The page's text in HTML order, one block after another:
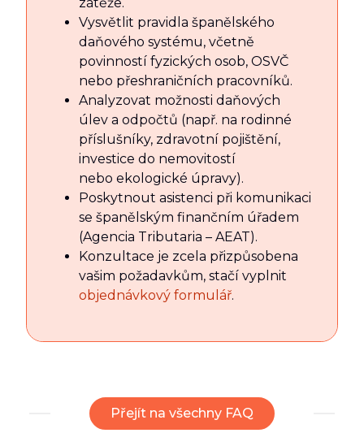
Vysvětlit pravidla španělského
daňového systému, včetně
povinností fyzických osob, OSVČ
nebo přeshraničních pracovníků.
Analyzovat možnosti daňových
úlev a odpočtů (např. na rodinné
příslušníky, zdravotní pojištění,
investice do nemovitostí
nebo ekologické úpravy).
Poskytnout asistenci při komunikaci
se španělským finančním úřadem
(Agencia Tributaria – AEAT).
Konzultace je zcela přizpůsobena
vašim požadavkům, stačí vyplnit
objednávkový formulář.
Přejít na všechny FAQ